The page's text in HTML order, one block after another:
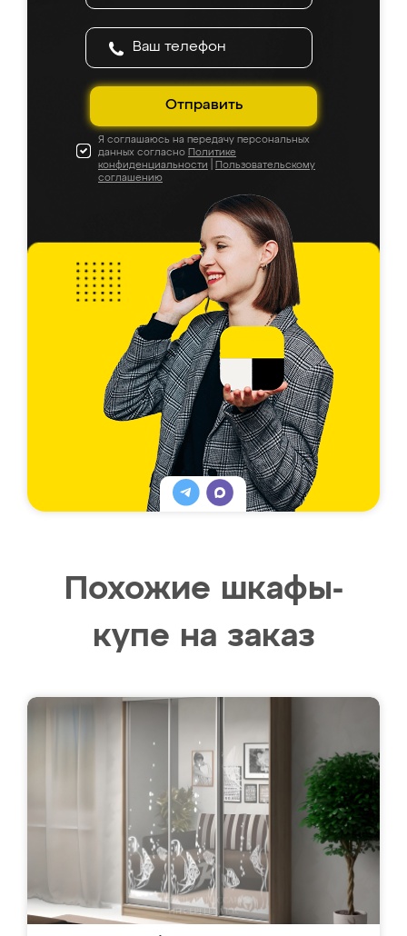
Отправить
Я соглашаюсь на передачу персональных
данных согласно Политике
конфиденциальности
Пользовательскому
соглашению
Похожие шкафы-
купе на заказ